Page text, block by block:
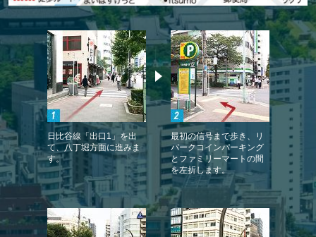
日比谷線「出口1」を出
て、八丁堀方面に進みま
す。
最初の信号まで歩き、リ
パークコインパーキング
とファミリーマートの間
を左折します。